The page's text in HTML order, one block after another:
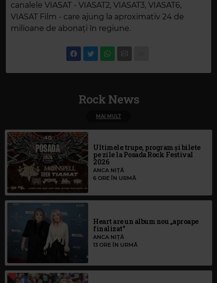
canalele VIASAT - VIASAT2, VIASAT3, VIASAT6,
VIASAT Film - care ajung la aproximativ 24 de
milioane de abonați în regiune.
Rock News
MAI MULT
Ultimele trupe, program și bilete
pe zile la Posada Rock Festival
2026
ANCA NIȚĂ
6 ORE ÎN URMĂ
Heart are un album nou „aproape
finalizat”
ANCA NIȚĂ
13 ORE ÎN URMĂ